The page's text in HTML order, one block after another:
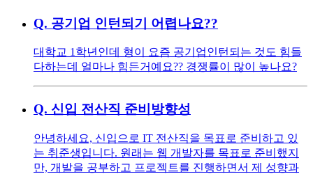
Q. 공기업 인턴되기 어렵나요??
대학교 1학년인데 형이 요즘 공기업인턴되는 것도 힘들
다하는데 얼마나 힘든거예요?? 경쟁률이 많이 높나요?
Q. 신입 전산직 준비방향성
안녕하세요, 신입으로 IT 전산직을 목표로 준비하고 있
는 취준생입니다. 원래는 웹 개발자를 목표로 준비했지
만, 개발을 공부하고 프로젝트를 진행하면서 제 성향과